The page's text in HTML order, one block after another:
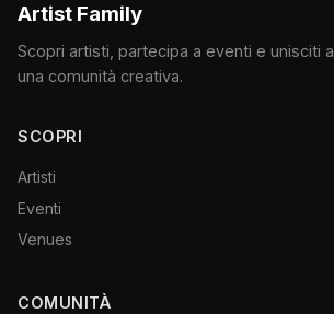
Artist Family
Scopri artisti, partecipa a eventi e unisciti a
una comunità creativa.
SCOPRI
Artisti
Eventi
Venues
COMUNITÀ